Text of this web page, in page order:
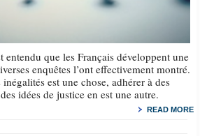
que les Français développent une
enquêtes l’ont effectivement montré.
est une chose, adhérer à des
idées de justice en est une autre.
READ MORE